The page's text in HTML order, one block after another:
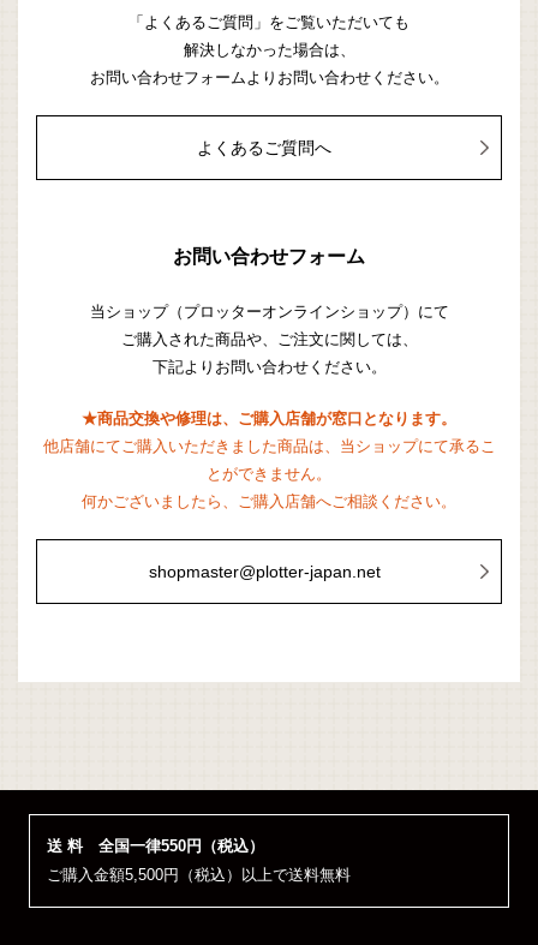
「よくあるご質問」をご覧いただいても
解決しなかった場合は、
お問い合わせフォームよりお問い合わせください。
よくあるご質問へ
お問い合わせフォーム
当ショップ（プロッターオンラインショップ）にて
ご購入された商品や、ご注文に関しては、
下記よりお問い合わせください。
★商品交換や修理は、ご購入店舗が窓口となります。
他店舗にてご購入いただきました商品は、当ショップにて承るこ
とができません。
何かございましたら、ご購入店舗へご相談ください。
shopmaster@plotter-japan.net
送 料 全国一律550円（税込）
ご購入金額5,500円（税込）以上で送料無料